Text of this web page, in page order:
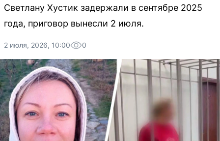
Светлану Хустик задержали в сентябре 2025
года, приговор вынесли 2 июля.
2 июля, 2026, 10:00 0